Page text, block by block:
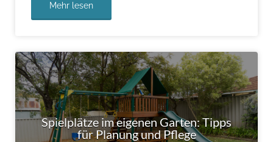
Mehr lesen
Spielplätze im eigenen Garten: Tipps
für Planung und Pflege